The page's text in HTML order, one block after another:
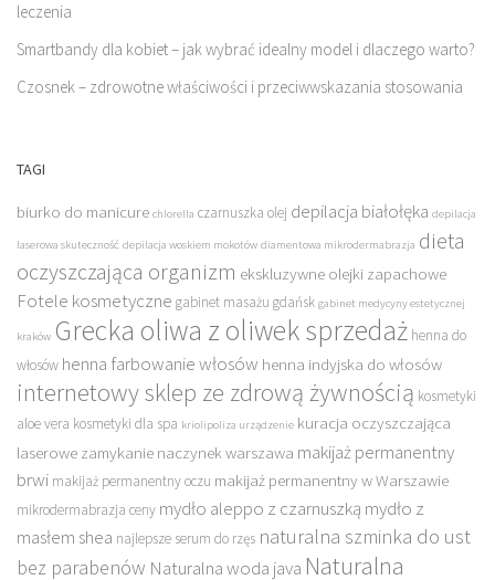
leczenia
Smartbandy dla kobiet – jak wybrać idealny model i dlaczego warto?
Czosnek – zdrowotne właściwości i przeciwwskazania stosowania
TAGI
biurko do manicure chlorella czarnuszka olej depilacja białołęka depilacja
laserowa skuteczność depilacja woskiem mokotów diamentowa mikrodermabrazja dieta
oczyszczająca organizm ekskluzywne olejki zapachowe
Fotele kosmetyczne gabinet masażu gdańsk gabinet medycyny estetycznej
kraków Grecka oliwa z oliwek sprzedaż henna do
włosów henna farbowanie włosów henna indyjska do włosów
internetowy sklep ze zdrową żywnością kosmetyki
aloe vera kosmetyki dla spa kriolipoliza urządzenie kuracja oczyszczająca
laserowe zamykanie naczynek warszawa makijaż permanentny
brwi makijaż permanentny oczu makijaż permanentny w Warszawie
mikrodermabrazja ceny mydło aleppo z czarnuszką mydło z
masłem shea najlepsze serum do rzęs naturalna szminka do ust
bez parabenów Naturalna woda java Naturalna